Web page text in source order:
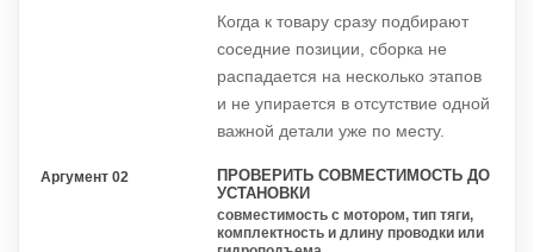
Когда к товару сразу подбирают
соседние позиции, сборка не
распадается на несколько этапов
и не упирается в отсутствие одной
важной детали уже по месту.
Аргумент 02
ПРОВЕРИТЬ СОВМЕСТИМОСТЬ ДО
УСТАНОВКИ
совместимость с мотором, тип тяги,
комплектность и длину проводки или